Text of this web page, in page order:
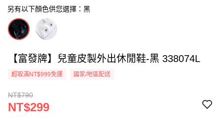
另有以下顏色供您選擇：黑
【富發牌】兒童皮製外出休閒鞋-黑 338074L
超取滿NT$999免運 國家/地區配送
NT$790
NT$299